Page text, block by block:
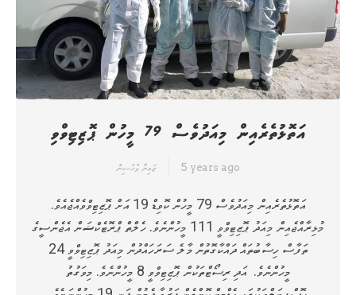
އަތޮޅުތެރެއިން މިއަދުވެސް 79 މީހުން ޕޮޒިޓިވްވި
ޒައިނާ މުހުސިން 5 years ago
އަތޮޅުތެރެއިން މިއަދުވެސް 79 މީހުން ކޮވިޑް 19 އަށް ޕޮޒިޓިވްވެއްޖެއެވެ.
މުޅިރާއްޖެއިން މިއަދު ޕޮޒިޓިވްވީ 111 މީހުންނެވެ. ހެލްތް ޕްރޮޓެކްޝަން އެޖެންސީގެ
ތަފާސް ހިސާބުތައް ދައްކާގޮތުން މާލެ ސަރަހައްދުން މިއަދު ޕޮޒިޓިވްވީ 24
މީހުންނެވެ. އަދި ރިސޯޓްތަކުން ޕޮޒިޓިވްވީ 8 މީހުންނެވެ. މިވަގުތު